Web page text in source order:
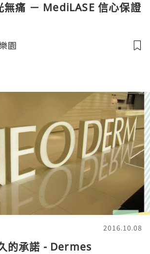
無痛 － MediLASE 信心保證
園
2016.10.08
的承諾 - Dermes